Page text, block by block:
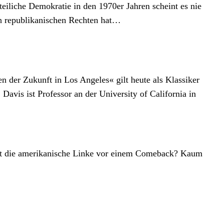
Demokratie in den 1970er Jahren scheint es nie
republikanischen Rechten hat…
der Zukunft in Los Angeles« gilt heute als Klassiker
Davis ist Professor an der University of California in
amerikanische Linke vor einem Comeback? Kaum